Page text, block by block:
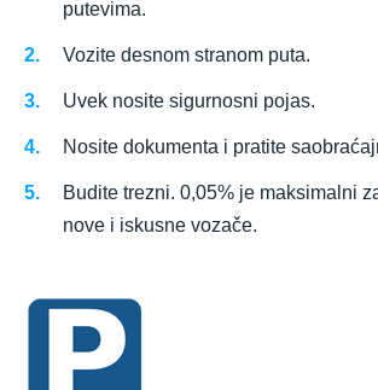
putevima.
Vozite desnom stranom puta.
Uvek nosite sigurnosni pojas.
Nosite dokumenta i pratite
Budite trezni. 0,05% je maksimalni
nove i iskusne vozače.